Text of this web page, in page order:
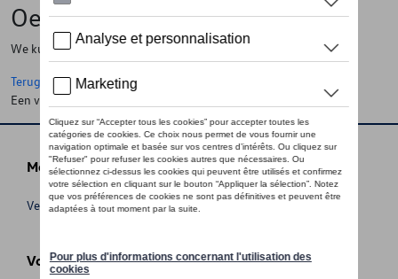
Oeps !
We kunnen de pagina, de informatie die u zoekt niet vinden
Terug naar de startpagina
Een vraag ?
Meer info
Verkoopsvoorwaarden
Volg Ons